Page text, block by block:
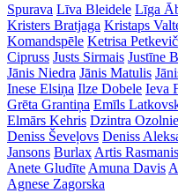
Spurava Līva Bleidele Līga
Kristers Bratjaga Kristaps
Komandspēle Ketrisa
Cipruss Justs Sirmais Justīne
Jānis Niedra Jānis Matulis
Inese Elsiņa Ilze Dobele Ieva
Grēta Grantiņa Emīls
Elmārs Kehris Dzintra
Deniss Ševeļovs Deniss
Jansons Burlax Artis Rasmanis
Anete Gludīte Amuna Davis
Agnese Zagorska